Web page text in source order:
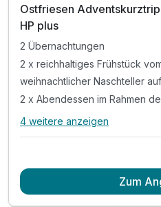
Ostfriesen
HP plus
2 Übernachtungen
2 x reichhaltiges Frühstück
weihnachtlicher Naschteller
2 x Abendessen im Rahmen
Alle Inklusivleistungen
2 x reichhaltiges Frühstück
4 weitere anzeigen
Zum